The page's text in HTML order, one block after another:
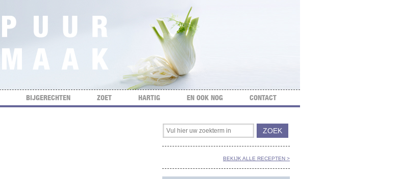
BIJGERECHTEN ZOET HARTIG EN OOK NOG CONTACT
BEKIJK ALLE RECEPTEN >